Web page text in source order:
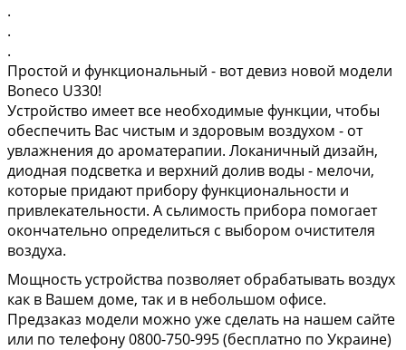
.
.
.
Простой и функциональный - вот девиз новой модели
Boneco U330!
Устройство имеет все необходимые функции, чтобы
обеспечить Вас чистым и здоровым воздухом - от
увлажнения до ароматерапии. Локаничный дизайн,
диодная подсветка и верхний долив воды - мелочи,
которые придают прибору функциональности и
привлекательности. А сьлимость прибора помогает
окончательно определиться с выбором очистителя
воздуха.
Мощность устройства позволяет обрабатывать воздух
как в Вашем доме, так и в небольшом офисе.
Предзаказ модели можно уже сделать на нашем сайте
или по телефону 0800-750-995 (бесплатно по Украине)